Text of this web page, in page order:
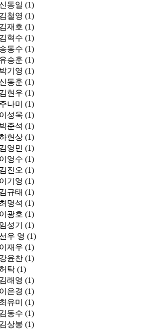
신동일 (1)
김철영 (1)
김재호 (1)
김혁수 (1)
송동수 (1)
유승훈 (1)
박기영 (1)
신동훈 (1)
김현우 (1)
주나미
(1)
이성욱 (1)
박준석 (1)
현상 (1)
김영민 (1)
이영수 (1)
김진오 (1)
이기영 (1)
김규태 (1)
최명석 (1)
이광호 (1)
임성기
(1)
선우 영 (1)
이재우 (1)
강윤찬 (1)
탁 (1)
김래영 (1)
이은경 (1)
최유미
(1)
김동수 (1)
김상봉 (1)